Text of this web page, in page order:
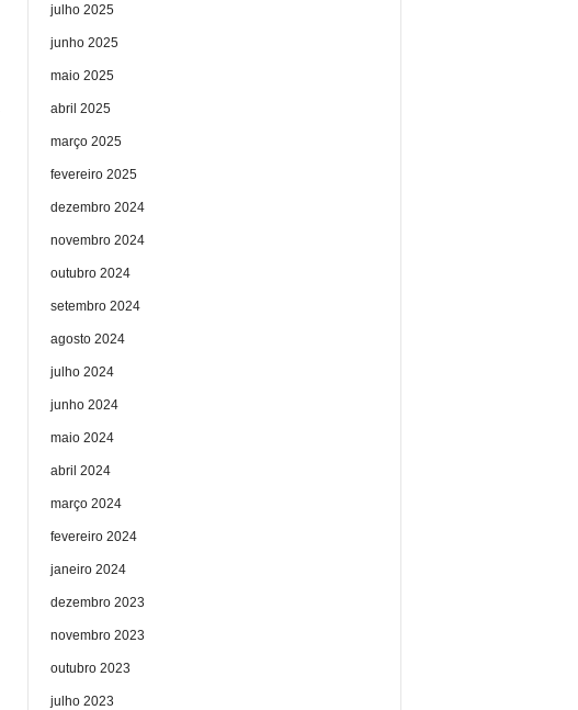
julho 2025
junho 2025
maio 2025
abril 2025
março 2025
fevereiro 2025
dezembro 2024
novembro 2024
outubro 2024
setembro 2024
agosto 2024
julho 2024
junho 2024
maio 2024
abril 2024
março 2024
fevereiro 2024
janeiro 2024
dezembro 2023
novembro 2023
outubro 2023
julho 2023